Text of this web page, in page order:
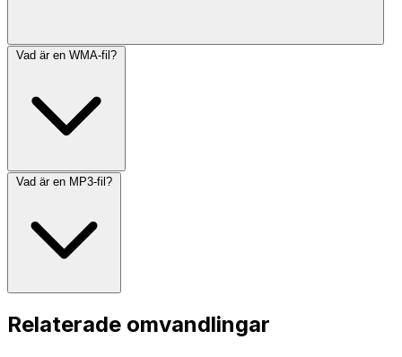
Vad är en WMA-fil?
Vad är en MP3-fil?
Relaterade omvandlingar